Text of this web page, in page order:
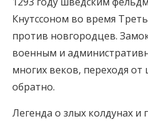
Кнутссоном во время
против новгородцев.
военным и
многих веков, переходя от
обратно.
Легенда о злых колдунах и